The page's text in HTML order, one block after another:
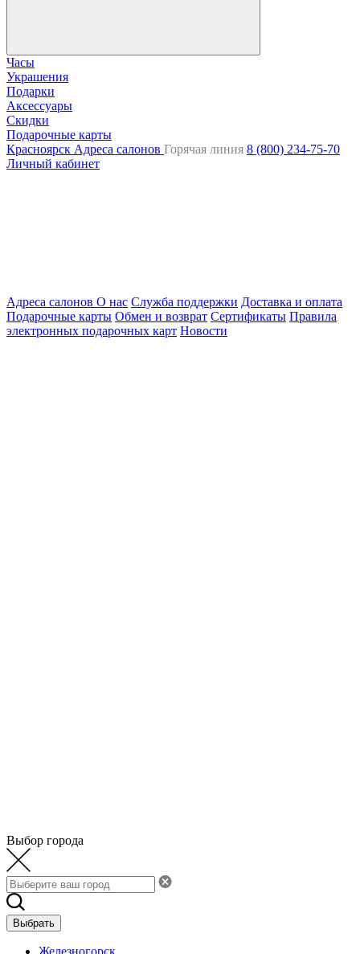
Часы
Украшения
Подарки
Аксессуары
Скидки
Подарочные карты
Красноярск Адреса салонов Горячая линия 8 (800) 234-75-70
Личный кабинет
Адреса салонов О нас Служба поддержки Доставка и оплата
Подарочные карты Обмен и возврат Сертификаты Правила
электронных подарочных карт Новости
Выбор города
Выбрать
Железногорск